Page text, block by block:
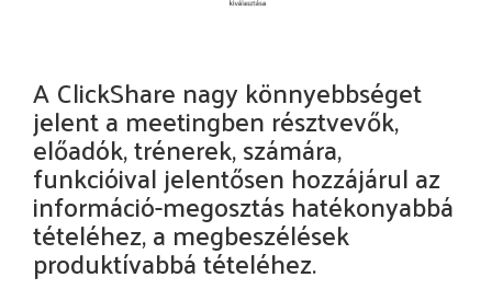
A ClickShare nagy könnyebbséget
jelent a meetingben résztvevők,
előadók, trénerek, számára,
funkcióival jelentősen hozzájárul az
információ-megosztás hatékonyabbá
tételéhez, a megbeszélések
produktívabbá tételéhez.